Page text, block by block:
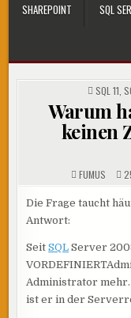
SHAREPOINT
SQL
POSTED
IN
SQL 11
Warum
keinen
FUMUS
Die Frage taucht
Antwort:
SeitSQL Server
Administrator
ist er in der